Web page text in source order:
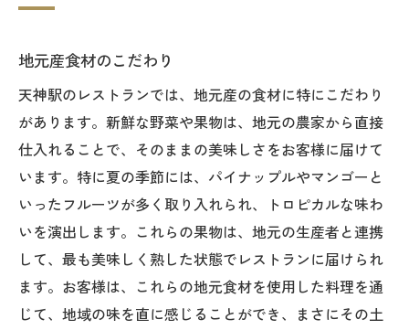
地元産食材のこだわり
天神駅のレストランでは、地元産の食材に特にこだわり
があります。新鮮な野菜や果物は、地元の農家から直接
仕入れることで、そのままの美味しさをお客様に届けて
います。特に夏の季節には、パイナップルやマンゴーと
いったフルーツが多く取り入れられ、トロピカルな味わ
いを演出します。これらの果物は、地元の生産者と連携
して、最も美味しく熟した状態でレストランに届けられ
ます。お客様は、これらの地元食材を使用した料理を通
じて、地域の味を直に感じることができ、まさにその土